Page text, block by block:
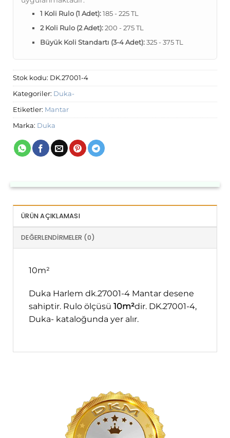
1 Koli Rulo (1 Adet):185 - 225 TL
2 Koli Rulo (2 Adet):200 - 275 TL
Büyük Koli Standartı (3-4 Adet):325 - 375 TL
Stok kodu: DK.27001-4
Kategoriler: Duka-
Etiketler: Mantar
Marka: Duka
ÜRÜN AÇIKLAMASI
DEĞERLENDIRMELER (0)
10m²
Duka Harlem dk.27001-4 Mantar desene
sahiptir. Rulo ölçüsü 10m²dir. DK.27001-4,
Duka- kataloğunda yer alır.